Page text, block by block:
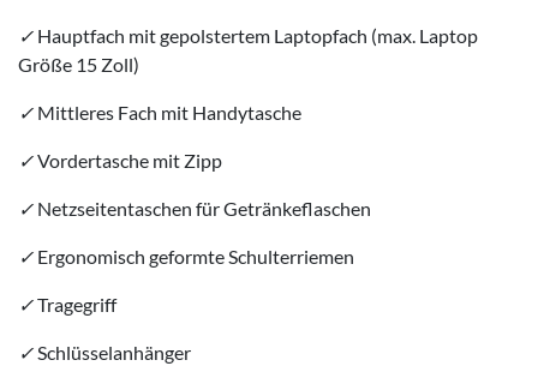
✓ Hauptfach mit gepolstertem Laptopfach (max. Laptop
Größe 15 Zoll)
✓ Mittleres Fach mit Handytasche
✓Vordertasche mit Zipp
✓ Netzseitentaschen für Getränkeflaschen
✓ Ergonomisch geformte Schulterriemen
✓Tragegriff
✓Schlüsselanhänger